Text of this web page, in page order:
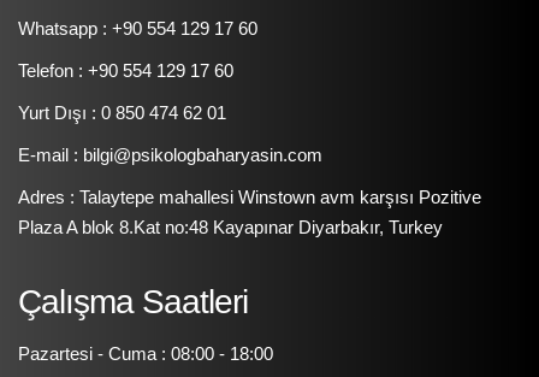
Whatsapp : +90 554 129 17 60
Telefon : +90 554 129 17 60
Yurt Dışı : 0 850 474 62 01
E-mail : bilgi@psikologbaharyasin.com
Adres : Talaytepe mahallesi Winstown avm karşısı Pozitive
Plaza A blok 8.Kat no:48 Kayapınar Diyarbakır, Turkey
Çalışma Saatleri
Pazartesi - Cuma : 08:00 - 18:00